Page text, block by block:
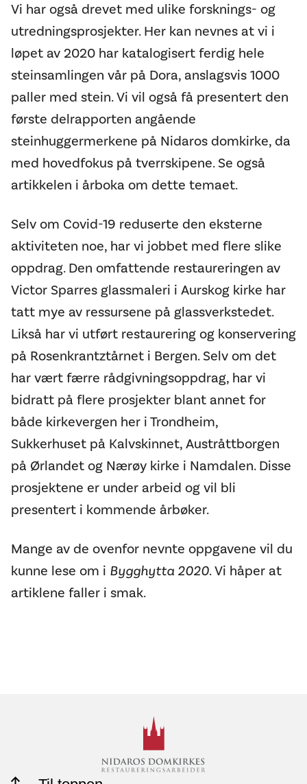
Vi har også drevet med ulike forsknings- og
utredningsprosjekter. Her kan nevnes at vi i
løpet av 2020 har katalogisert ferdig hele
steinsamlingen vår på Dora, anslagsvis 1000
paller med stein. Vi vil også få presentert den
første delrapporten angående
steinhuggermerkene på Nidaros domkirke, da
med hovedfokus på tverrskipene. Se også
artikkelen i årboka om dette temaet.
Selv om Covid-19 reduserte den eksterne
aktiviteten noe, har vi jobbet med flere slike
oppdrag. Den omfattende restaureringen av
Victor Sparres glassmaleri i Aurskog kirke har
tatt mye av ressursene på glassverkstedet.
Likså har vi utført restaurering og konservering
på Rosenkrantztårnet i Bergen. Selv om det
har vært færre rådgivningsoppdrag, har vi
bidratt på flere prosjekter blant annet for
både kirkevergen her i Trondheim,
Sukkerhuset på Kalvskinnet, Austråttborgen
på Ørlandet og Nærøy kirke i Namdalen. Disse
prosjektene er under arbeid og vil bli
presentert i kommende årbøker.
Mange av de ovenfor nevnte oppgavene vil du
kunne lese om i Bygghytta 2020. Vi håper at
artiklene faller i smak.